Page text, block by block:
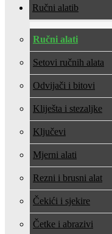
Ručni alati
Ručni alati
Setovi ručnih alata
Odvijači i bitovi
Kliješta i stezaljke
Ključevi
Mjerni alati
Rezni i brusni alat
Čekići i sjekire
Četke i abrazivi